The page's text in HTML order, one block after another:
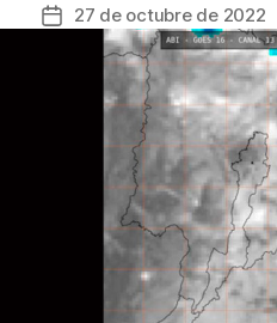
c
e
b
o
o
k
itt
er
Fecha
entrada
27 de octubre de 2022